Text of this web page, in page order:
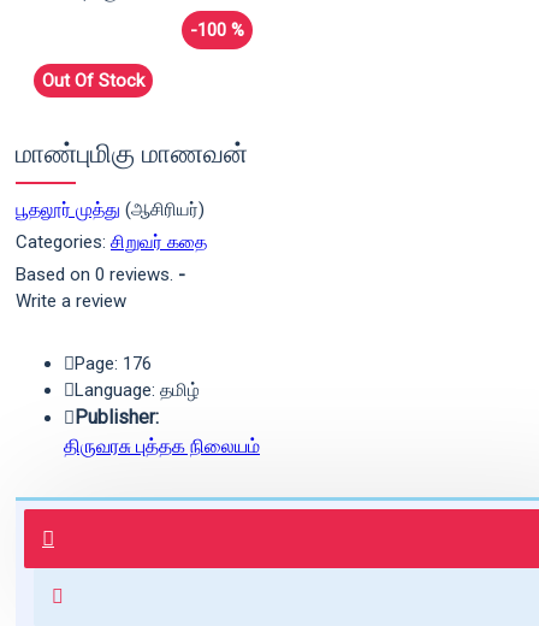
-100 %
Out Of Stock
மாண்புமிகு மாணவன்
பூதலூர் முத்து (ஆசிரியர்)
Categories: சிறுவர் கதை
Based on 0 reviews. -
Write a review
Page: 176
Language: தமிழ்
Publisher:
திருவரசு புத்தக நிலையம்
புத்தகம் 3 - 7 நாட்களில் அனுப்பி
வைக்கப்படும்.
for orders above ₹1000 within India)